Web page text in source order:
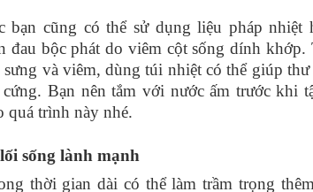
bạn cũng có thể sử dụng liệu pháp nhiệt
đau bộc phát do viêm cột sống dính
sưng và viêm, dùng túi nhiệt có thể giúp thư
Bạn nên tắm với nước ấm trước khi
quá trình này nhé.
sống lành mạnh
thời gian dài có thể làm trầm trọng